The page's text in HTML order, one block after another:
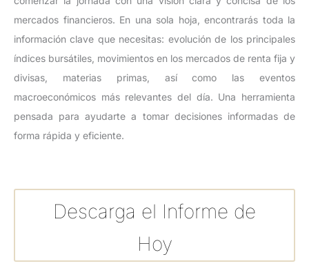
mercados financieros. En una sola hoja, encontrarás toda la
información clave que necesitas: evolución de los principales
índices bursátiles, movimientos en los mercados de renta fija y
divisas, materias primas, así como las eventos
macroeconómicos más relevantes del día. Una herramienta
pensada para ayudarte a tomar decisiones informadas de
forma rápida y eficiente.
Descarga el Informe de
Hoy